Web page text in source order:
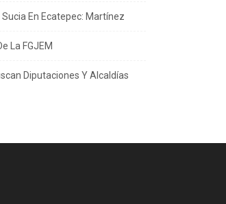
En Ecatepec: Martínez
La FGJEM
Diputaciones Y Alcaldías